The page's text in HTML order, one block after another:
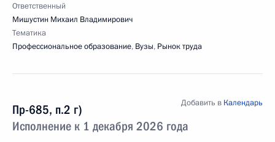
Ответственный
Мишустин Михаил Владимирович
Тематика
Профессиональное образование, Вузы, Рынок труда
Пр-685, п.2 г)
Исполнение к 1 декабря 2026 года
Добавить в Календарь